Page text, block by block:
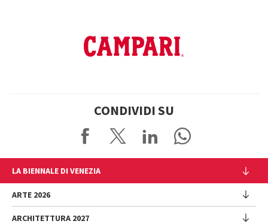
CONDIVIDI SU
LA BIENNALE DI VENEZIA
L'Istituzione
Cariche istituzionali
ARTE 2026
Esposizione
ARCHITETTURA 2027